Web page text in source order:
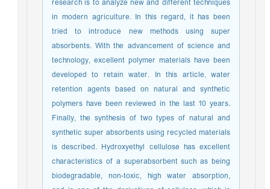
research is to analyze new and different techniques
in modern agriculture. In this regard, it has been
tried to introduce new methods using super
absorbents. With the advancement of science and
technology, excellent polymer materials have been
developed to retain water. In this article, water
retention agents based on natural and synthetic
polymers have been reviewed in the last 10 years.
Finally, the synthesis of two types of natural and
synthetic super absorbents using recycled materials
is described. Hydroxyethyl cellulose has excellent
characteristics of a superabsorbent such as being
biodegradable, non-toxic, high water absorption,